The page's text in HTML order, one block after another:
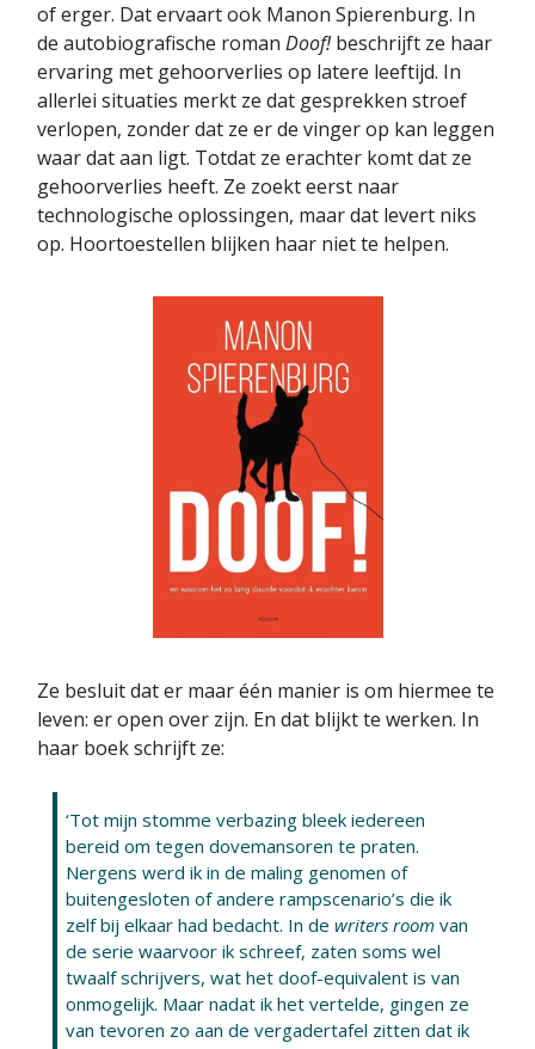
of erger. Dat ervaart ook Manon Spierenburg. In
de autobiografi­sche roman Doof!beschrijft ze haar
ervaring met gehoorverlies op latere leeftijd. In
allerlei situaties merkt ze dat gesprekken stroef
verlopen, zonder dat ze er de vinger op kan leggen
waar dat aan ligt. Totdat ze erachter komt dat ze
gehoorverlies heeft. Ze zoekt eerst naar
technologische oplossingen, maar dat levert niks
op. Hoortoestellen blijken haar niet te helpen.
Ze besluit dat er maar één manier is om hiermee te
leven: er open over zijn. En dat blijkt te werken. In
haar boek schrijft ze:
‘Tot mijn stom­me verbazing bleek iedereen
bereid om tegen dovemansoren te praten.
Nergens werd ik in de maling genomen of
buitengeslo­ten of andere rampscenario’s die ik
zelf bij elkaar had bedacht. In de writers room van
de serie waarvoor ik schreef, zaten soms wel
twaalf schrijvers, wat het doof-equivalent is van
onmogelijk. Maar nadat ik het vertelde, gingen ze
van tevoren zo aan de ver­gadertafel zitten dat ik